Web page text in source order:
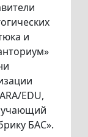
и
EDU,
БАС».